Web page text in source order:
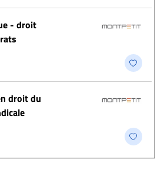
- droit
droit du